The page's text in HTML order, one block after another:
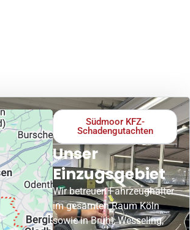
Südmoor KFZ-
Schadengutachten
Unser
Einzugsgebiet
Wir betreuen Fahrzeughalter
im gesamten Raum Köln
sowie in Brühl, Wesseling,